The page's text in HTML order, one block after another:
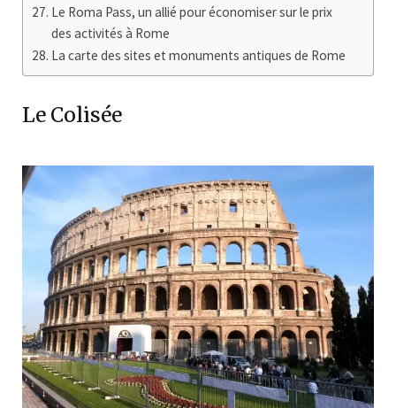
Le Roma Pass, un allié pour économiser sur le prix
des activités à Rome
La carte des sites et monuments antiques de Rome
Le Colisée